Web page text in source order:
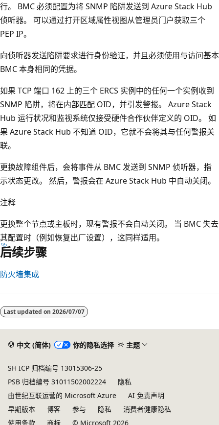
行。 BMC 必须配置为将 SNMP 陷阱发送到 Azure Stack Hub
侦听器。 可以通过打开区域属性视图从管理员门户获取三个
PEP IP。
向侦听器发送陷阱要求进行身份验证，并且必须使用与访问基本
BMC 本身相同的凭据。
如果 TCP 端口 162 上的三个 ERCS 实例中的任何一个实例收到
SNMP 陷阱，将在内部匹配 OID，并引发警报。 Azure Stack
Hub 运行状况和监视系统仅接受硬件合作伙伴定义的 OID。 如
果 Azure Stack Hub 不知道 OID，它就不会将其与任何警报关
联。
更换故障组件后，会将事件从 BMC 发送到 SNMP 侦听器，指
示状态更改。 然后，警报会在 Azure Stack Hub 中自动关闭。
注释
更换整个节点或主板时，现有警报不会自动关闭。 当 BMC 失去
其配置时（例如恢复出厂设置），这同样适用。
后续步骤
防火墙集成
模
式
Last updated on 2026/07/07
中文 (简体) 你的隐私选择 主题
SH ICP 归档编号 13015306-25
PSB 归档编号 31011502002224
隐私
由世纪互联运营的 Microsoft Azure
AI 免责声明
早期版本
博客 参与 隐私
消费者健康隐私
使用条款
商标 © Microsoft 2026